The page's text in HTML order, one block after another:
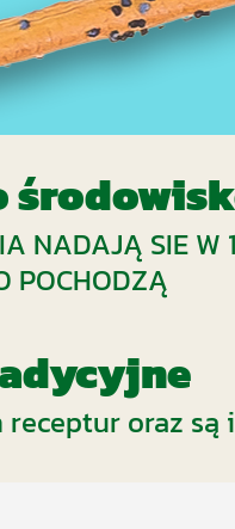
NADAJĄ SIE W
POCHODZĄ
oraz są